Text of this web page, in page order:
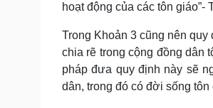
hoạt động của các tôn
Trong Khoản 3 cũng nên
chia rẽ trong cộng đồng dân
pháp đưa quy định này sẽ
dân, trong đó có đời sống